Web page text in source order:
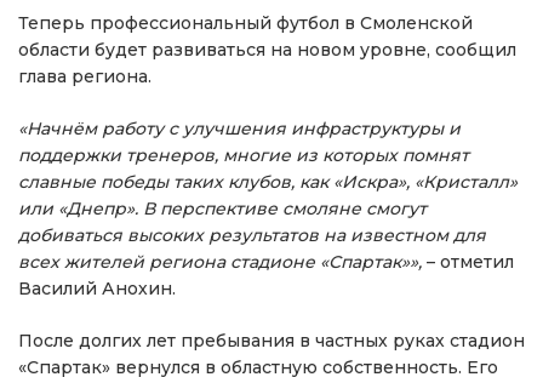
Теперь профессиональный футбол в Смоленской
области будет развиваться на новом уровне, сообщил
глава региона.
«Начнём работу с улучшения инфраструктуры и
поддержки тренеров, многие из которых помнят
славные победы таких клубов, как «Искра», «Кристалл»
или «Днепр». В перспективе смоляне смогут
добиваться высоких результатов на известном для
всех жителей региона стадионе «Спартак»», – отметил
Василий Анохин.
После долгих лет пребывания в частных руках стадион
«Спартак» вернулся в областную собственность. Его